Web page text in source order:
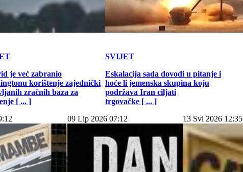
je već zabranio
korištenje zajednički
zračnih baza za
[ ... ]
SVIJET
Eskalacija sada dovodi u pitanje i
hoće li jemenska skupina koju
podržava Iran ciljati
trgovačke [ ... ]
09 Lip 2026 07:12 13 Svi 2026 12:35